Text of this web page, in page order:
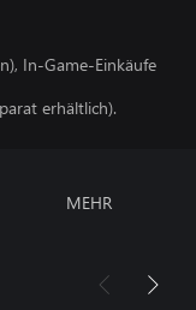
In-Game-Einkäufe
erhältlich).
MEHR